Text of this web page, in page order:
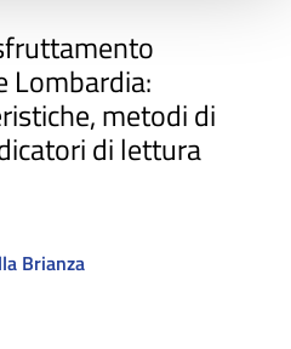
Lombardia:
metodi di
di lettura
Brianza